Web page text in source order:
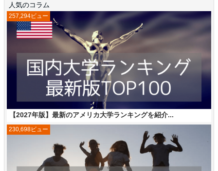
人気のコラム
【2027年版】最新のアメリカ大学ランキングを紹介...
257,294ビュー
230,698ビュー